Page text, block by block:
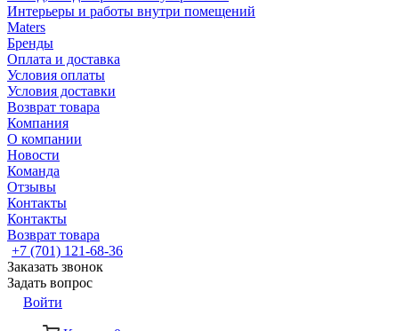
Интерьеры и работы внутри помещений
Maters
Бренды
Оплата и доставка
Условия оплаты
Условия доставки
Возврат товара
Компания
О компании
Новости
Команда
Отзывы
Контакты
Контакты
Возврат товара
+7 (701) 121-68-36
Заказать звонок
Задать вопрос
Войти